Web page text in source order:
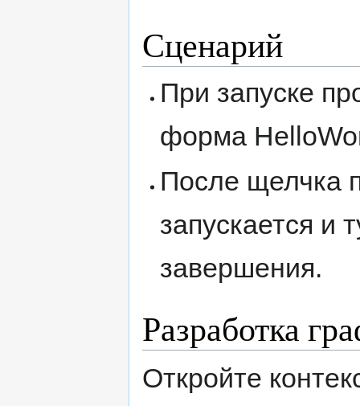
Сценарий
При запуске
форма
После щелчка
запускается и
завершения.
Разработка
Откройте